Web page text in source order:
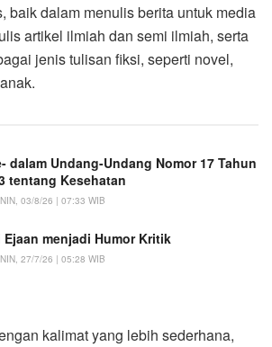
baik dalam menulis berita untuk media
artikel ilmiah dan semi ilmiah, serta
jenis tulisan fiksi, seperti novel,
dalam Undang-Undang Nomor 17 Tahun
tentang Kesehatan
03/8/26 | 07:33 WIB
Ejaan menjadi Humor Kritik
27/7/26 | 05:28 WIB
kalimat yang lebih sederhana,